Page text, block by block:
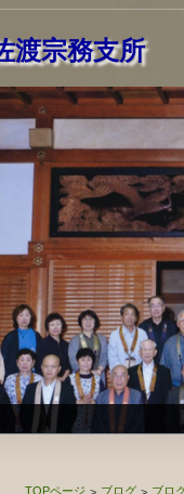
渡宗務支所
TOPページ ブログ ブロ